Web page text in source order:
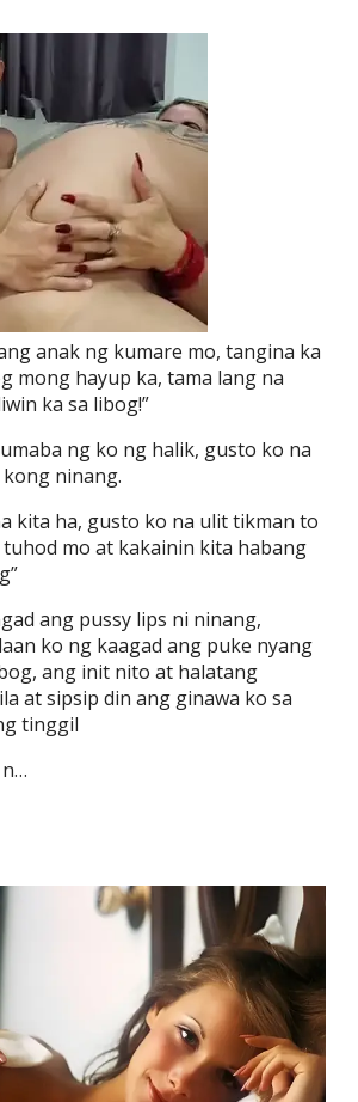
anak ng kumare mo, tangina ka
mong hayup ka, tama lang na
ka sa libog!”
ng ko ng halik, gusto ko na
ninang.
kita ha, gusto ko na ulit tikman to
mo at kakainin kita habang
ang pussy lips ni ninang,
ko ng kaagad ang puke nyang
ang init nito at halatang
at sipsip din ang ginawa ko sa
tinggil
n…